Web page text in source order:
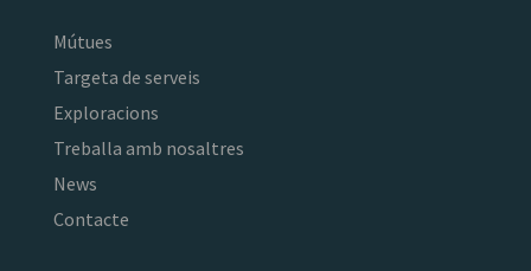
Mútues
Targeta de serveis
Exploracions
Treballa amb nosaltres
News
Contacte